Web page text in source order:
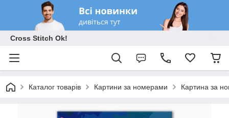
Cross Stitch Ok!
Каталог товарів Картини за номерами Картина за